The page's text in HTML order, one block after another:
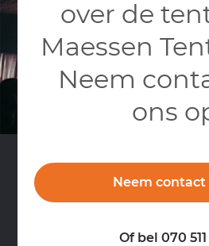
over de
Maessen
Neem
ons
Neem contact
Of bel 070